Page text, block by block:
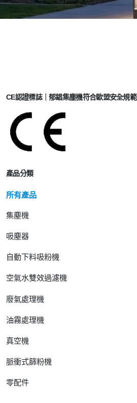
CE認證標誌｜郁錩集塵機符合歐盟安全規範
產品分類
所有產品
集塵機
吸塵器
自動下料吸粉機
空氣水雙效過濾機
廢氣處理機
油霧處理機
真空機
脈衝式篩粉機
零配件